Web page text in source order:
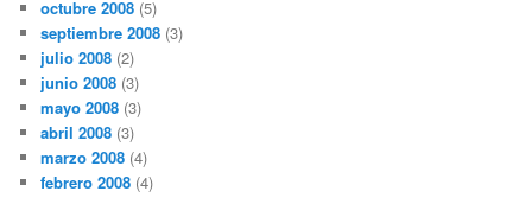
octubre 2008 (5)
septiembre 2008 (3)
julio 2008 (2)
junio 2008 (3)
mayo 2008 (3)
abril 2008 (3)
marzo 2008 (4)
febrero 2008 (4)